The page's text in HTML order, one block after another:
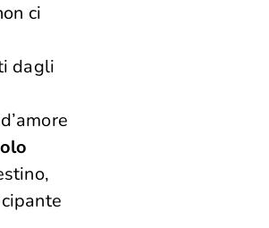
ci
dagli